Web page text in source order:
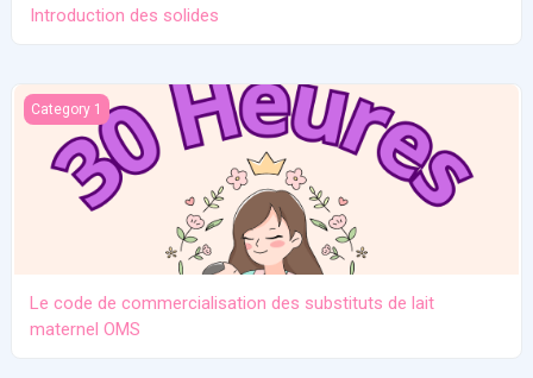
Introduction des solides
Le code de commercialisation des substituts de lait maternel
Category 1
Le code de commercialisation des substituts de lait
maternel OMS